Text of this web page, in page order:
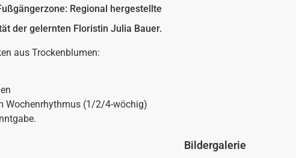
Regional hergestellte
der gelernten Floristin Julia Bauer.
aus Trockenblumen:
Wochenrhythmus (1/2/4-wöchig)
Bildergalerie